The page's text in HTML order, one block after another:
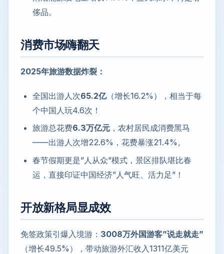
侈品。
消费市场嗨翻天
2025年旅游数据炸裂：
全国出游人次65.2亿（增长16.2%），相当于每
个中国人玩4.6次！
旅游总花费6.3万亿元 ，农村居民成消费黑马
——出游人次增22.6%，花费暴涨21.4%。
春节假期更是”人从众”模式，景区排队堪比春
运，直接印证中国经济”人气旺、活力足”！
开放新格局显成效
免签政策引爆入境游： 3008万外国游客”说走就走”
（增长49.5%），带动旅游外汇收入1311亿美元